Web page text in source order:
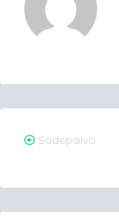
Post
Sadepäivä